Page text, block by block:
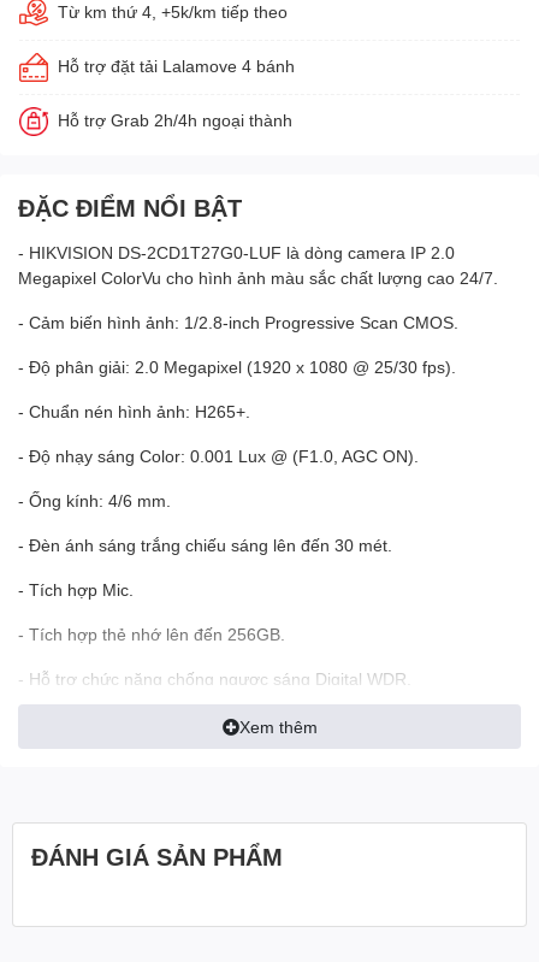
Từ km thứ 4, +5k/km tiếp theo
Hỗ trợ đặt tải Lalamove 4 bánh
Hỗ trợ Grab 2h/4h ngoại thành
ĐẶC ĐIỂM NỔI BẬT
- HIKVISION DS-2CD1T27G0-LUF là dòng camera IP 2.0
Megapixel ColorVu cho hình ảnh màu sắc chất lượng cao 24/7.
- Cảm biến hình ảnh: 1/2.8-inch Progressive Scan CMOS.
- Độ phân giải: 2.0 Megapixel (1920 x 1080 @ 25/30 fps).
- Chuẩn nén hình ảnh: H265+.
- Độ nhạy sáng Color: 0.001 Lux @ (F1.0, AGC ON).
- Ống kính: 4/6 mm.
- Đèn ánh sáng trắng chiếu sáng lên đến 30 mét.
- Tích hợp Mic.
- Tích hợp thẻ nhớ lên đến 256GB.
- Hỗ trợ chức năng chống ngược sáng Digital WDR.
- Chức năng bù ngược sáng BLC.Xem thêm
ĐÁNH GIÁ SẢN PHẨM